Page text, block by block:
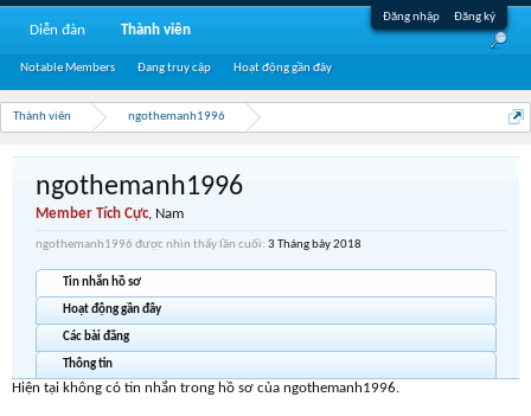
Đăng nhập Đăng ký
Thành viên ngothemanh1996
ngothemanh1996
Member Tích Cực, Nam
ngothemanh1996 được nhìn thấy lần cuối: 3 Tháng bảy 2018
Tin nhắn hồ sơ
Hoạt động gần đây
Các bài đăng
Thông tin
Hiện tại không có tin nhắn trong hồ sơ của ngothemanh1996.
Diễn đàn Thành viên
Notable Members Đang truy cập Hoạt động gần đây